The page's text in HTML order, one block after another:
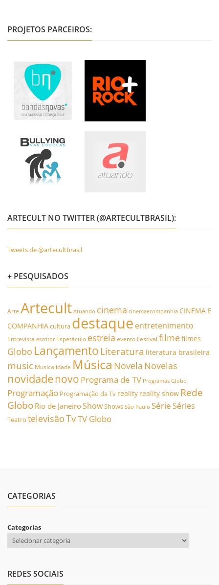
PROJETOS PARCEIROS:
ARTECULT NO TWITTER (@ARTECULTBRASIL):
Tweets de @artecultbrasil
+ PESQUISADOS
Arte Artecult Atuando cinema cinemaecompanhia CINEMA E
COMPANHIAcultura destaque entretenimento
Entrevista escritor Espetáculo estreia evento Festival filmefilmes
Globo Lançamento Literatura literatura brasileira
music Musicalidade Música Novela Novelas
novidadenovo Programa de TV Programas Globo
Programação Programação da Tv reality reality show Rede
Globo Rio de JaneiroShowShows São Paulo SérieSéries
Teatro televisãoTvTV Globo
CATEGORIAS
Categorias
REDES SOCIAIS